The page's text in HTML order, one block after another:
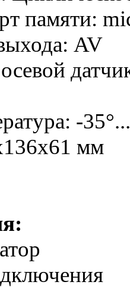
памяти:
AV
-
мм